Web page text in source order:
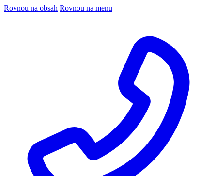
Rovnou na obsah Rovnou na menu